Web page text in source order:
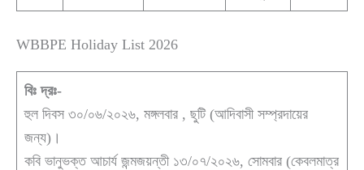
WBBPE Holiday List 2026
বিঃ দ্রঃ-
হুল দিবস ৩০/০৬/২০২৬, মঙ্গলবার , ছুটি (আদিবাসী সম্প্রদায়ের
জন্য)।
কবি ভানুভক্ত আচার্য জন্মজয়ন্তী ১৩/০৭/২০২৬, সোমবার (কেবলমাত্র